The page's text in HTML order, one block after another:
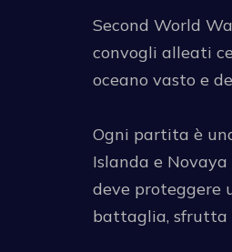
Second World
convogli alleati
oceano vasto e
Ogni partita è
Islanda e
deve proteggere
battaglia, sfrutta